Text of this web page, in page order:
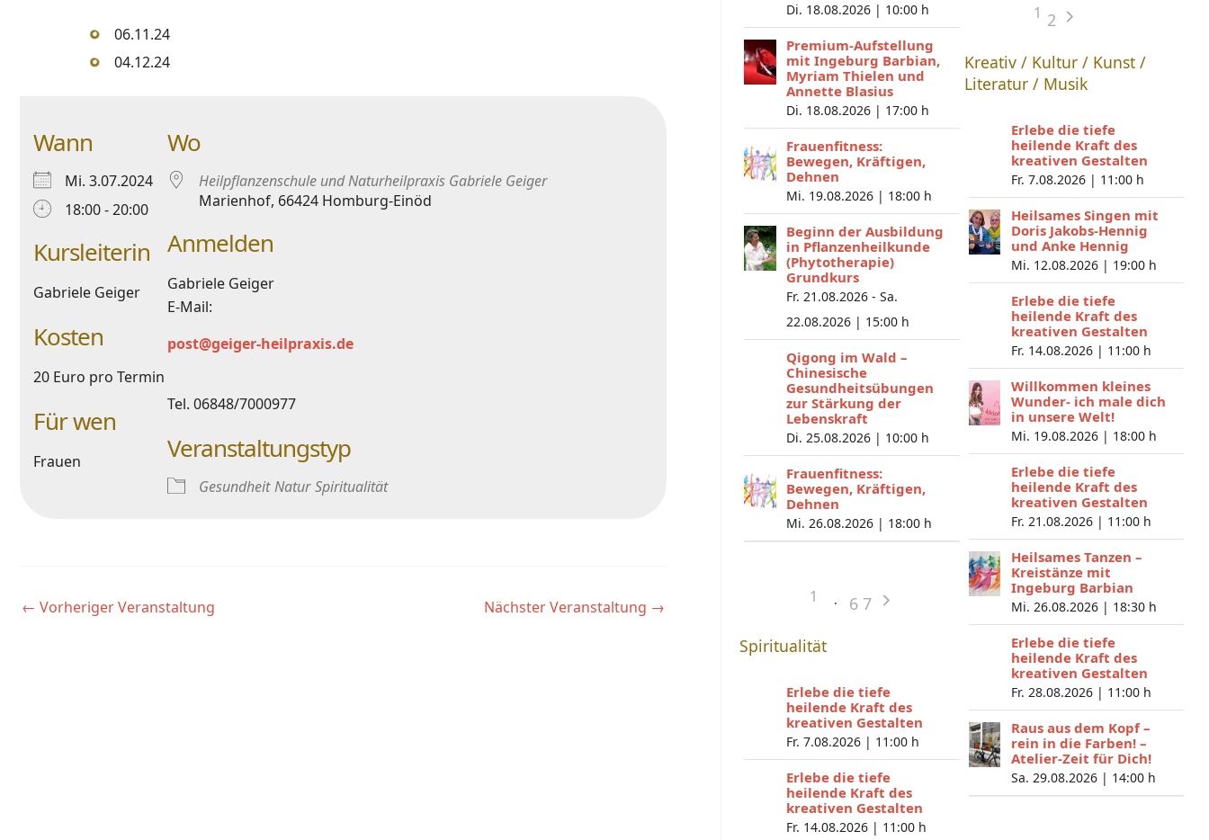
06.11.24
04.12.24
Wann
Mi. 3.07.2024
18:00 - 20:00
Kursleiterin
Gabriele Geiger
Kosten
20 Euro pro Termin
Für wen
Frauen
Wo
Heilpflanzenschule und Naturheilpraxis Gabriele Geiger
Marienhof, 66424 Homburg-Einöd
Anmelden
Gabriele Geiger
E-Mail:
post@geiger-heilpraxis.de
Tel. 06848/7000977
Veranstaltungstyp
Gesundheit Natur Spiritualität
← Vorheriger Veranstaltung Nächster Veranstaltung →
Di. 18.08.2026 | 10:00 h
Premium-Aufstellung
mit Ingeburg Barbian,
Myriam Thielen und
Annette Blasius
Di. 18.08.2026 | 17:00 h
Frauenfitness:
Bewegen, Kräftigen,
Dehnen
Mi. 19.08.2026 | 18:00 h
Beginn der Ausbildung
in Pflanzenheilkunde
(Phytotherapie)
Grundkurs
Fr. 21.08.2026 - Sa.
22.08.2026 | 15:00 h
Qigong im Wald –
Chinesische
Gesundheitsübungen
zur Stärkung der
Lebenskraft
Di. 25.08.2026 | 10:00 h
Frauenfitness:
Bewegen, Kräftigen,
Dehnen
Mi. 26.08.2026 | 18:00 h
1 6 7
Spiritualität
Erlebe die tiefe
heilende Kraft des
kreativen Gestalten
Fr. 7.08.2026 | 11:00 h
Erlebe die tiefe
heilende Kraft des
kreativen Gestalten
Fr. 14.08.2026 | 11:00 h
1 2
Kreativ / Kultur / Kunst /
Literatur / Musik
Erlebe die tiefe
heilende Kraft des
kreativen Gestalten
Fr. 7.08.2026 | 11:00 h
Heilsames Singen mit
Doris Jakobs-Hennig
und Anke Hennig
Mi. 12.08.2026 | 19:00 h
Erlebe die tiefe
heilende Kraft des
kreativen Gestalten
Fr. 14.08.2026 | 11:00 h
Willkommen kleines
Wunder- ich male dich
in unsere Welt!
Mi. 19.08.2026 | 18:00 h
Erlebe die tiefe
heilende Kraft des
kreativen Gestalten
Fr. 21.08.2026 | 11:00 h
Heilsames Tanzen –
Kreistänze mit
Ingeburg Barbian
Mi. 26.08.2026 | 18:30 h
Erlebe die tiefe
heilende Kraft des
kreativen Gestalten
Fr. 28.08.2026 | 11:00 h
Raus aus dem Kopf –
rein in die Farben! –
Atelier-Zeit für Dich!
Sa. 29.08.2026 | 14:00 h